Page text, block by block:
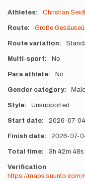
Athletes Christian Seidl
Route Große
Route variation
Multi-sport No
Para athlete No
Gender category Male
Style Unsupported
Start date 2026-07-04
Finish date 2026-07-
Total time 3h 42m 48s
Verification
https://